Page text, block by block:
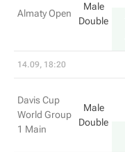
Almaty Open
Male
Double
14.09, 18:20
Davis Cup
World Group
1 Main
Male
Double